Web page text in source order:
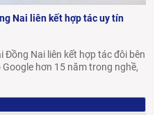
Nai liên kết hợp tác uy tín
Đồng Nai liên kết hợp tác đôi bên
hơn 15 năm trong nghề,